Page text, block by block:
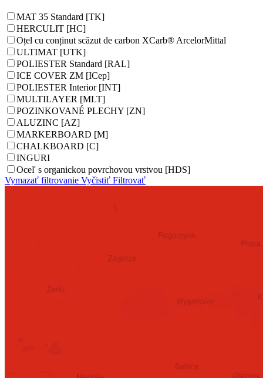
MAT 35 Standard [TK]
HERCULIT [HC]
Oțel cu conținut scăzut de carbon XCarb® ArcelorMittal
ULTIMAT [UTK]
POLIESTER Standard [RAL]
ICE COVER ZM [ICep]
POLIESTER Interior [INT]
MULTILAYER [MLT]
POZINKOVANÉ PLECHY [ZN]
ALUZINC [AZ]
MARKERBOARD [M]
CHALKBOARD [C]
INGURI
Oceľ s organickou povrchovou vrstvou [HDS]
Vymazať filtrovanie Vyčistiť Filtrovať